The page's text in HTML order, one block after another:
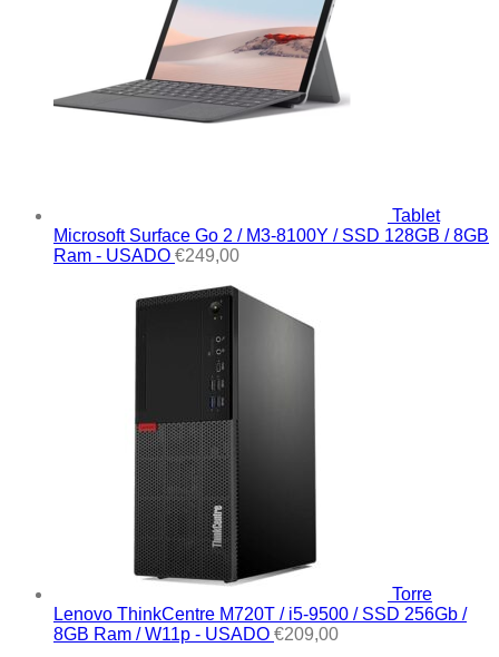
Tablet
Microsoft Surface Go 2 / M3-8100Y / SSD 128GB / 8GB
Ram - USADO €249,00
Torre
Lenovo ThinkCentre M720T / i5-9500 / SSD 256Gb /
8GB Ram / W11p - USADO €209,00